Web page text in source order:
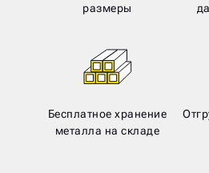
размеры
Бесплатное хранение
металла на складе